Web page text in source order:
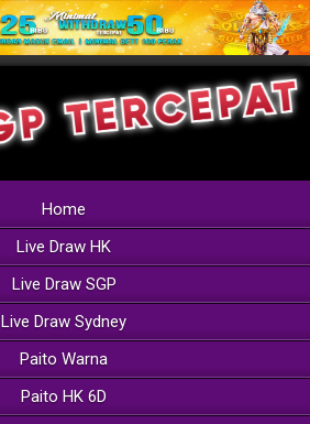
Home
Live Draw HK
Live Draw SGP
Live Draw Sydney
Paito Warna
Paito HK 6D